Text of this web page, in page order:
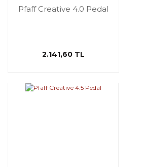
Pfaff Creative 4.0 Pedal
2.141,60 TL